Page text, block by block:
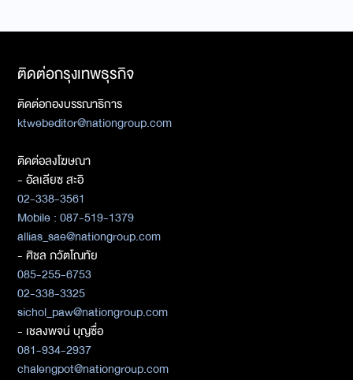
ติดต่อกรุงเทพธุรกิจ
ติดต่อกองบรรณาธิการ
ktwebeditor@nationgroup.com
ติดต่อลงโฆษณา
- อัลเลียซ สะอิ
02-338-3561
Mobile : 087-519-1379
allias_sae@nationgroup.com
- ศิชล ภวัตโณทัย
085-255-6753
02-338-3325
sichol_paw@nationgroup.com
- เชลงพจน์ บุญซื่อ
081-934-2937
chalengpot@nationgroup.com